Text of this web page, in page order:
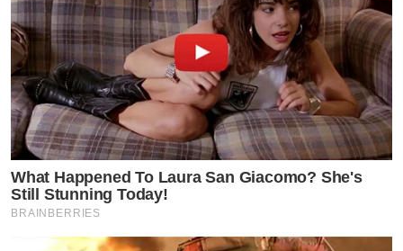
What Happened To Laura San Giacomo? She's
Still Stunning Today!
BRAINBERRIES